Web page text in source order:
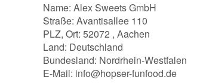
Name: Alex Sweets GmbH
Straße: Avantisallee 110
PLZ, Ort: 52072 , Aachen
Land: Deutschland
Bundesland: Nordrhein-Westfalen
E-Mail: info@hopser-funfood.de